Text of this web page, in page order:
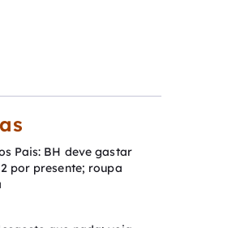
Pais: BH deve gastar
por presente; roupa